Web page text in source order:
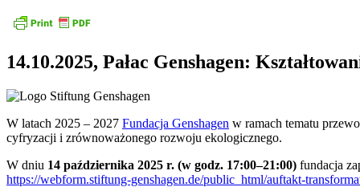
14.10.2025, Pałac Genshagen:
W latach 2025 – 2027 Fundacja Genshagen w ramach tematu
cyfryzacji i zrównoważonego rozwoju ekologicznego.
W dniu 14 października 2025 r. (w godz. 17:00–21:00) fundacja
https://webform.stiftung-genshagen.de/public_html/auftakt-